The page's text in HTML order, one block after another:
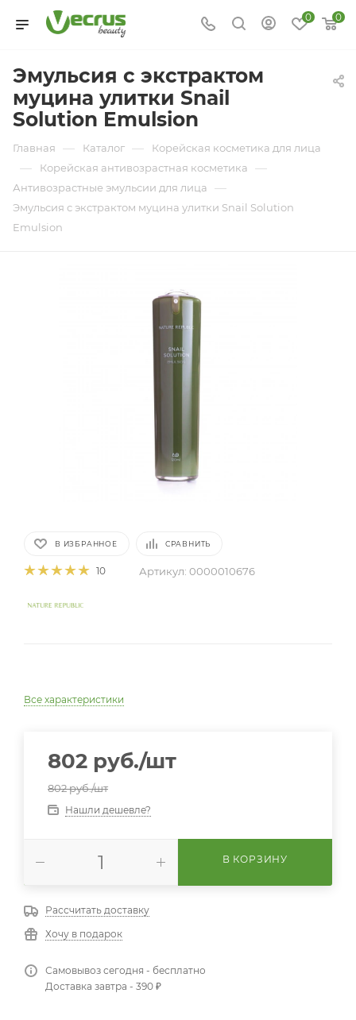
0 0
Эмульсия с экстрактом
муцина улитки Snail
Solution Emulsion
Главная — Каталог — Корейская косметика для лица
— Корейская антивозрастная косметика —
Антивозрастные эмульсии для лица —
Эмульсия с экстрактом муцина улитки Snail Solution
Emulsion
В ИЗБРАННОЕ СРАВНИТЬ
10 Артикул: 0000010676
Все характеристики
802 руб./шт
802руб./шт
Нашли дешевле?
В КОРЗИНУ
Рассчитать доставку
Хочу в подарок
Самовывоз сегодня - бесплатно
Доставка завтра - 390 ₽